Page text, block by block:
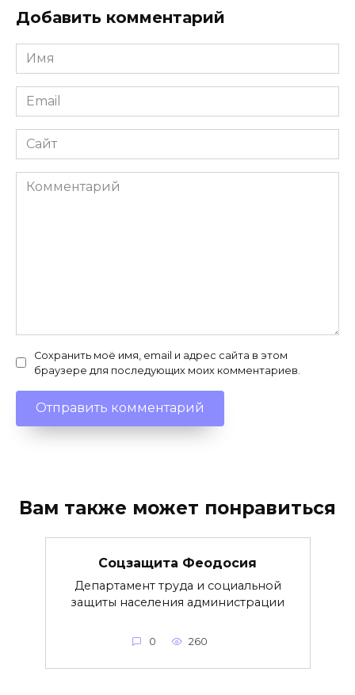
Добавить комментарий
Имя
*
Email
*
Сайт
Комментарий
Сохранить моё имя, email и адрес сайта в этом
браузере для последующих моих комментариев.
Вам также может понравиться
Соцзащита Феодосия
Департамент труда и социальной
защиты населения администрации
0 260